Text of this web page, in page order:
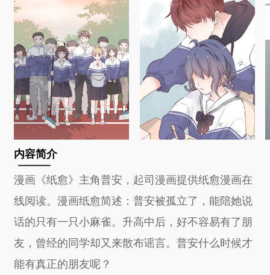
内容简介
漫画《纸愈》主角普安，起司漫画提供纸愈漫画在
线阅读。漫画纸愈简述：普安被孤立了，能陪她说
话的只有一只小麻雀。升高中后，好不容易有了朋
友，曾经的同学却又来散布谣言。普安什么时候才
能有真正的朋友呢？